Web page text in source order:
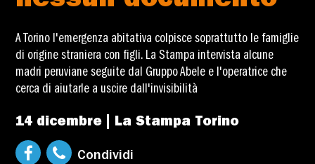
A Torino l'emergenza abitativa colpisce soprattutto le famiglie
di origine straniera con figli. La Stampa intervista alcune
madri peruviane seguite dal Gruppo Abele e l'operatrice che
cerca di aiutarle a uscire dall'invisibilità
14 dicembre | La Stampa Torino
Condividi